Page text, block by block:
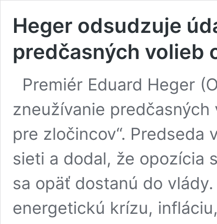
Heger odsudzuje
predčasných volieb
Premiér Eduard Heger
zneužívanie predčasných
pre zločincov“. Predseda
sieti a dodal, že opozícia
sa opäť dostanú do
energetickú krízu,